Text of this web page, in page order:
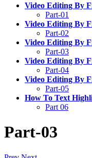
Video Editing By
Part-01
Video Editing By
Part-02
Video Editing By
Part-03
Video Editing By
Part-04
Video Editing By
Part-05
How To Text
Part 06
Part-03